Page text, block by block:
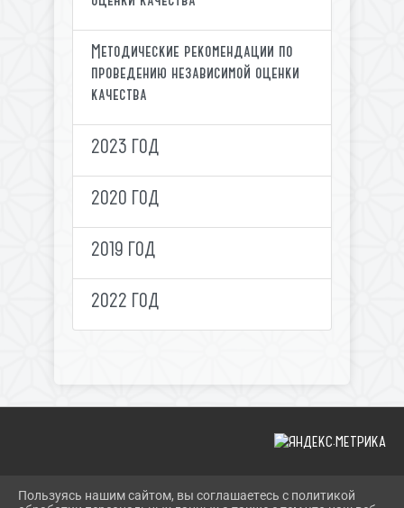
Методические рекомендации по
проведению независимой оценки
качества
2023 ГОД
2020 ГОД
2019 ГОД
2022 ГОД
2026 Г. SHERBOK.RU
Пользуясь нашим сайтом, вы соглашаетесь с политикой